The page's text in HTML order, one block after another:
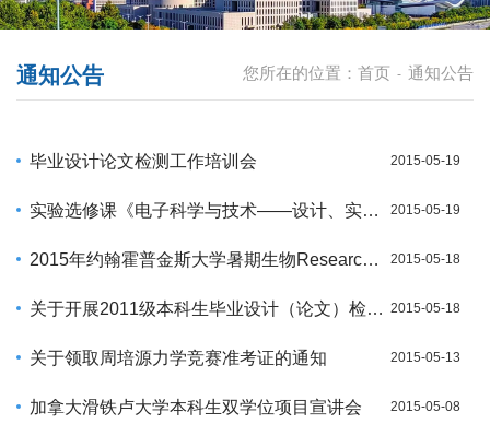
您所在的位置： 首页 - 通知公告
通知公告
毕业设计论文检测工作培训会 2015-05-19
实验选修课《电子科学与技术——设计、实验与制作I》的报名通知 2015-05-19
2015年约翰霍普金斯大学暑期生物Research科研项目 2015-05-18
关于开展2011级本科生毕业设计（论文）检测工作的通知 2015-05-18
关于领取周培源力学竞赛准考证的通知 2015-05-13
加拿大滑铁卢大学本科生双学位项目宣讲会 2015-05-08